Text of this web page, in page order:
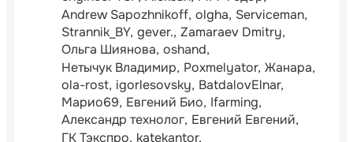
Andrew Sapozhnikoff olgha Serviceman
Strannik_BY gever. Zamaraev Dmitry
Ольга Шиянова oshand
Нетычук Владимир Poxmelyator Жанара
ola-rost igorlesovsky BatdalovElnar
Марио69 Евгений Био Ifarming
Александр технолог Евгений Евгений
ГК Тэкспро katekantor